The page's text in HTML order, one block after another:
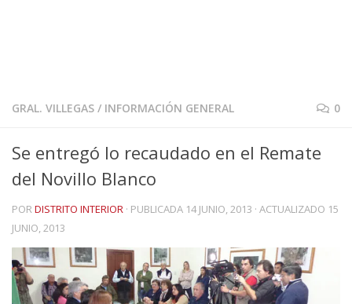
GRAL. VILLEGAS / INFORMACIÓN GENERAL 0
Se entregó lo recaudado en el Remate
del Novillo Blanco
PORDISTRITO INTERIOR · PUBLICADA 14 JUNIO, 2013 · ACTUALIZADO 15
JUNIO, 2013